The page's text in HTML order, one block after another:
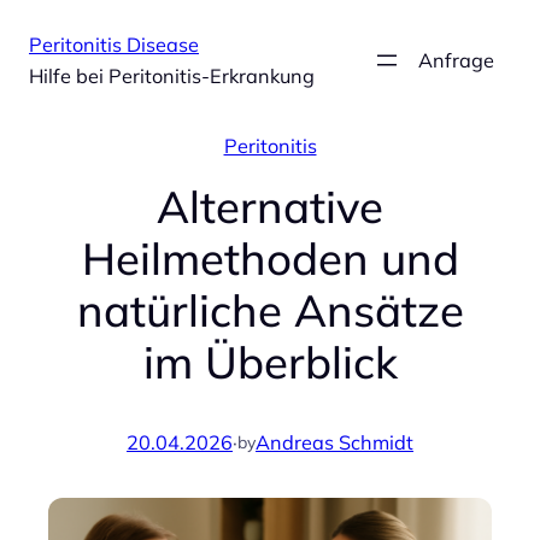
Inhalt
springen
Peritonitis Disease
Hilfe bei Peritonitis-Erkrankung
Anfrage
Peritonitis
Alternative
Heilmethoden und
natürliche Ansätze
im Überblick
20.04.2026·byAndreas Schmidt